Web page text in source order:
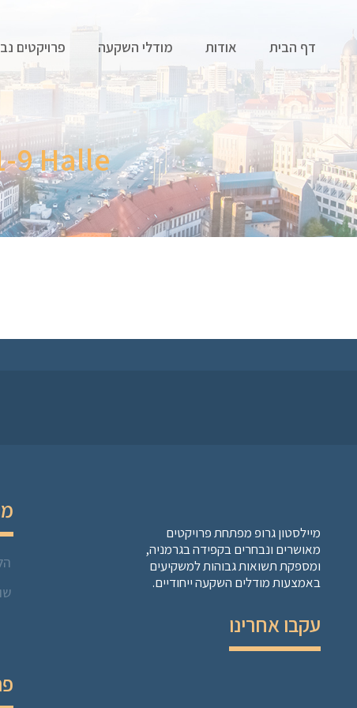
דף הבית אודות מודלי השקעה פרויקטים
9 Halle
מיילסטון גרופ מפתחת פרויקטים
מאושרים ונבחרים בקפידה בגרמניה,
ומספקת תשואות גבוהות למשקיעים
באמצעות מודלים השקעה ייחודיים.
עקבו אחרינו